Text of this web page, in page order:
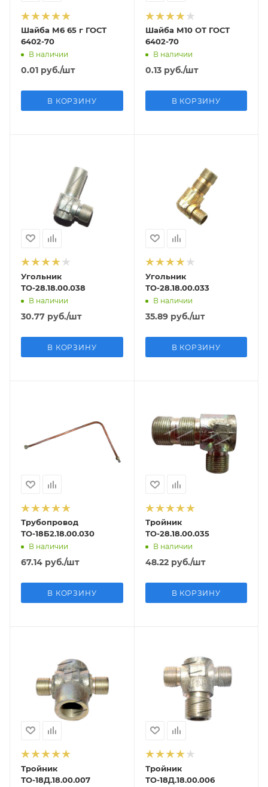
Шайба М6 65 г ГОСТ
6402-70
В наличии
0.01 руб./шт
В КОРЗИНУ
Шайба М10 ОТ ГОСТ
6402-70
В наличии
0.13руб./шт
В КОРЗИНУ
Угольник
ТО-28.18.00.038
В наличии
30.77 руб./шт
В КОРЗИНУ
Угольник
ТО-28.18.00.033
В наличии
35.89руб./шт
В КОРЗИНУ
Трубопровод
ТО-18Б2.18.00.030
В наличии
67.14 руб./шт
В КОРЗИНУ
Тройник
ТО-28.18.00.035
В наличии
48.22руб./шт
В КОРЗИНУ
Тройник
ТО-18Д.18.00.007
Тройник
ТО-18Д.18.00.006